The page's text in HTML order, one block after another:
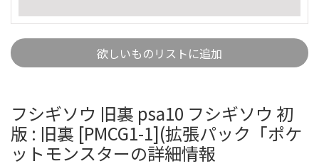
欲しいものリストに追加
フシギソウ 旧裏 psa10 フシギソウ 初
版 : 旧裏 [PMCG1-1](拡張パック「ポケ
ットモンスターの詳細情報